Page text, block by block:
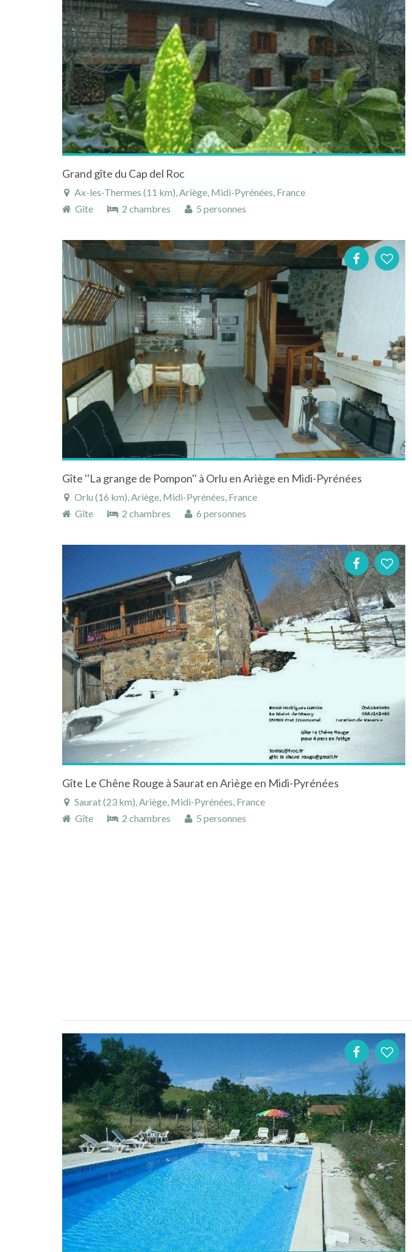
Grand gîte du Cap del Roc
Ax-les-Thermes (11 km), Ariège, Midi-Pyrénées, France
Gîte
2 chambres 5 personnes
Gîte ''La grange de Pompon'' à Orlu en Ariège en Midi-Pyrénées
Orlu (16 km), Ariège, Midi-Pyrénées, France
Gîte
2 chambres 6 personnes
Gîte Le Chêne Rouge à Saurat en Ariège en Midi-Pyrénées
Saurat (23 km), Ariège, Midi-Pyrénées, France
Gîte
2 chambres 5 personnes